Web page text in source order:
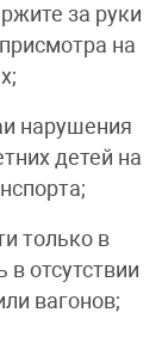
за руки
на
нарушения
детей на
только в
отсутствии
вагонов;